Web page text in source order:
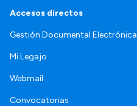
Accesos directos
Gestión Documental Electrónica
Mi Legajo
Webmail
Convocatorias